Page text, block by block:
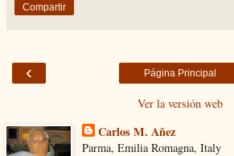
Compartir
‹ Página Principal
Ver la versión web
Carlos M. Añez
Parma, Emilia Romagna, Italy